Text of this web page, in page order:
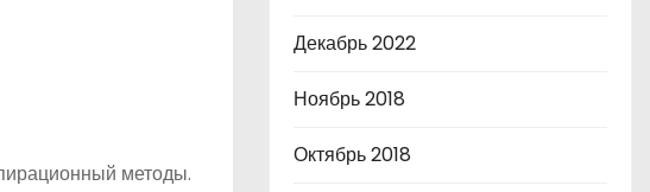
методы.
Декабрь 2022
Ноябрь 2018
Октябрь 2018